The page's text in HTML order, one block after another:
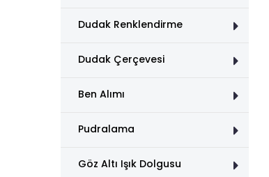
Dudak Renklendirme
Dudak Çerçevesi
Ben Alımı
Pudralama
Göz Altı Işık Dolgusu